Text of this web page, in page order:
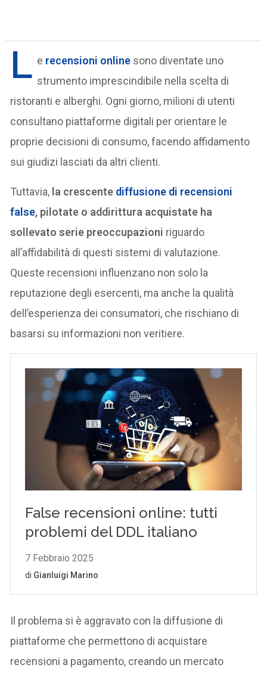
L e recensioni online sono diventate uno
strumento imprescindibile nella scelta di
ristoranti e alberghi. Ogni giorno, milioni di utenti
consultano piattaforme digitali per orientare le
proprie decisioni di consumo, facendo affidamento
sui giudizi lasciati da altri clienti.
Tuttavia, la crescente diffusione di recensioni
false, pilotate o addirittura acquistate ha
sollevato serie preoccupazioni riguardo
all’affidabilità di questi sistemi di valutazione.
Queste recensioni influenzano non solo la
reputazione degli esercenti, ma anche la qualità
dell’esperienza dei consumatori, che rischiano di
basarsi su informazioni non veritiere.
Il problema si è aggravato con la diffusione di
piattaforme che permettono di acquistare
recensioni a pagamento, creando un mercato